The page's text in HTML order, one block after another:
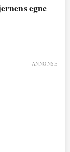
egne
ANNONSE